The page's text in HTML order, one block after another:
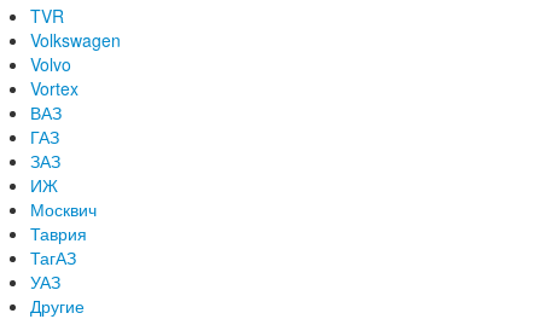
TVR
Volkswagen
Volvo
Vortex
ВАЗ
ГАЗ
ЗАЗ
ИЖ
Москвич
Таврия
ТагАЗ
УАЗ
Другие